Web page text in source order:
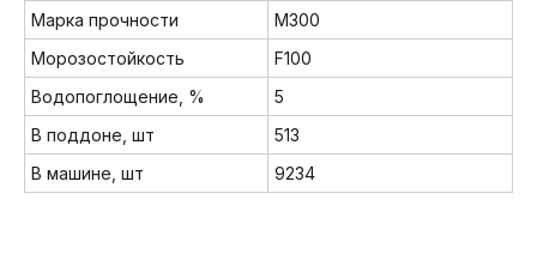
Марка прочности
М300
Морозостойкость
F100
Водопоглощение, %
5
В поддоне, шт
513
В машине, шт
9234